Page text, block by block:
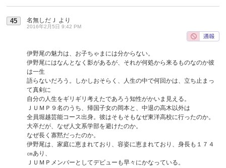
45 名無しだＪ より
2016年2月5日 9:42 PM
伊野尾の魅力は、お子ちゃまには分からない。
伊野尾にはなんとなく影があるが、それが何処から来るものなのか彼
は一生
語らないだろう。しかしおそらく、人生の中で何回かは、立ち止まっ
て真剣に
自分の人生をギリギリ考えたであろう知性がかいま見える。
ＪＵＭＰ９名のうち、帰国子女の岡本と、中退の高木以外は
全員堀越芸能コース出身。彼はそもそもなぜ東洋高校に行ったのか。
大卒だが、なぜ人文系学部を避けたのか。
なぜ長く寡黙だったのか。
伊野尾は、家庭に恵まれており、容姿に恵まれており、身長も１７４
㎝あり、
ＪＵＭＰメンバーとしてデビューも早々にかなっている。